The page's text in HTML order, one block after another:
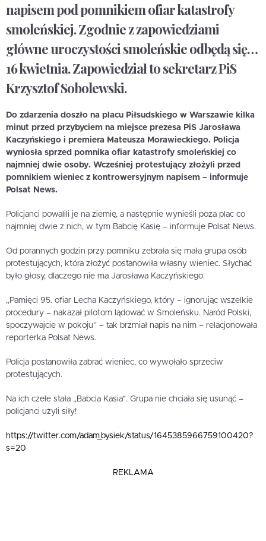
napisem pod pomnikiem ofiar katastrofy
smoleńskiej. Zgodnie z zapowiedziami
główne uroczystości smoleńskie odbędą się…
16 kwietnia. Zapowiedział to sekretarz PiS
Krzysztof Sobolewski.
Do zdarzenia doszło na placu Piłsudskiego w Warszawie kilka
minut przed przybyciem na miejsce prezesa PiS Jarosława
Kaczyńskiego i premiera Mateusza Morawieckiego. Policja
wyniosła sprzed pomnika ofiar katastrofy smoleńskiej co
najmniej dwie osoby. Wcześniej protestujący złożyli przed
pomnikiem wieniec z kontrowersyjnym napisem – informuje
Polsat News.
Policjanci powalili je na ziemię, a następnie wynieśli poza plac co
najmniej dwie z nich, w tym Babcię Kasię – informuje Polsat News.
Od porannych godzin przy pomniku zebrała się mała grupa osób
protestujących, która złożyć postanowiła własny wieniec. Słychać
było głosy, dlaczego nie ma Jarosława Kaczyńskiego.
„Pamięci 95. ofiar Lecha Kaczyńskiego, który – ignorując wszelkie
procedury – nakazał pilotom lądować w Smoleńsku. Naród Polski,
spoczywajcie w pokoju” – tak brzmiał napis na nim – relacjonowała
reporterka Polsat News.
Policja postanowiła zabrać wieniec, co wywołało sprzeciw
protestujących.
Na ich czele stała „Babcia Kasia”. Grupa nie chciała się usunąć –
policjanci użyli siły!
https://twitter.com/adam_bysiek/status/1645385966759100420?
s=20
REKLAMA